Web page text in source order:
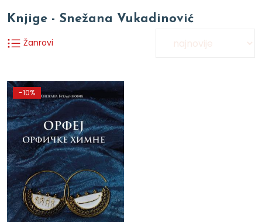
Knjige - Snežana Vukadinović
Žanrovi
-10%